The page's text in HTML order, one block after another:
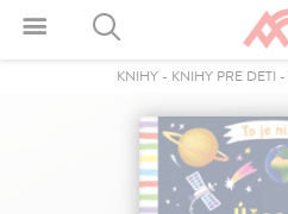
KNIHY - KNIHY PRE DETI -